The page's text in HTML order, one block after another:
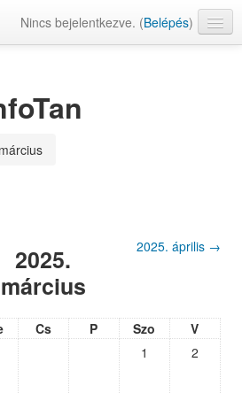
Nincs bejelentkezve. (Belépés)
2025.
március
2025. április →
Cs P Szo
V
1
2